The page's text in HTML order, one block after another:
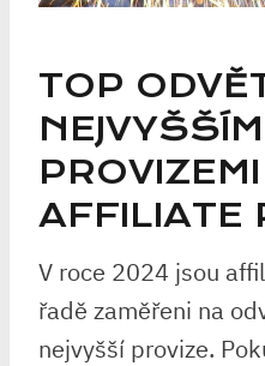
TOP
AFFILIATE
V roce 2024 jsou
řadě zaměřeni na
nejvyšší provize.